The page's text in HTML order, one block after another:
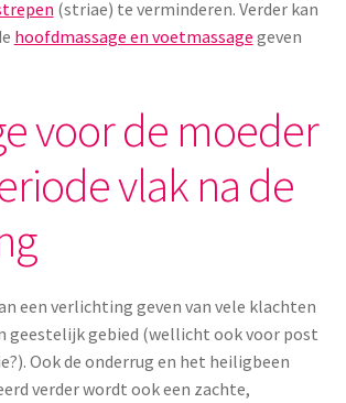
zindelijkheidstraining
(striae) te verminderen. Verder kan
hoofdmassage en voetmassage geven
voor de moeder
vlak na de
een verlichting geven van vele klachten
geestelijk gebied (wellicht ook voor post
Ook de onderrug en het heiligbeen
verder wordt ook een zachte,